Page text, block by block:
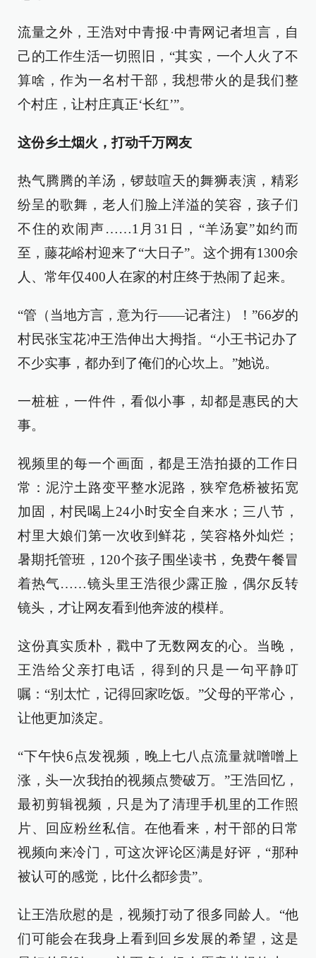
流量之外，王浩对中青报·中青网记者坦言，自
己的工作生活一切照旧，“其实，一个人火了不
算啥，作为一名村干部，我想带火的是我们整
个村庄，让村庄真正‘长红’”。
这份乡土烟火，打动千万网友
热气腾腾的羊汤，锣鼓喧天的舞狮表演，精彩
纷呈的歌舞，老人们脸上洋溢的笑容，孩子们
不住的欢闹声……1月31日，“羊汤宴”如约而
至，藤花峪村迎来了“大日子”。这个拥有1300余
人、常年仅400人在家的村庄终于热闹了起来。
“管（当地方言，意为行——记者注）！”66岁的
村民张宝花冲王浩伸出大拇指。“小王书记办了
不少实事，都办到了俺们的心坎上。”她说。
一桩桩，一件件，看似小事，却都是惠民的大
事。
视频里的每一个画面，都是王浩拍摄的工作日
常：泥泞土路变平整水泥路，狭窄危桥被拓宽
加固，村民喝上24小时安全自来水；三八节，
村里大娘们第一次收到鲜花，笑容格外灿烂；
暑期托管班，120个孩子围坐读书，免费午餐冒
着热气……镜头里王浩很少露正脸，偶尔反转
镜头，才让网友看到他奔波的模样。
这份真实质朴，戳中了无数网友的心。当晚，
王浩给父亲打电话，得到的只是一句平静叮
嘱：“别太忙，记得回家吃饭。”父母的平常心，
让他更加淡定。
“下午快6点发视频，晚上七八点流量就噌噌上
涨，头一次我拍的视频点赞破万。”王浩回忆，
最初剪辑视频，只是为了清理手机里的工作照
片、回应粉丝私信。在他看来，村干部的日常
视频向来冷门，可这次评论区满是好评，“那种
被认可的感觉，比什么都珍贵”。
让王浩欣慰的是，视频打动了很多同龄人。“他
们可能会在我身上看到回乡发展的希望，这是